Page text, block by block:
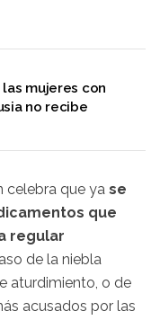
las mujeres con
no recibe
celebra que ya se
que
regular
de la niebla
aturdimiento, o de
acusados por las